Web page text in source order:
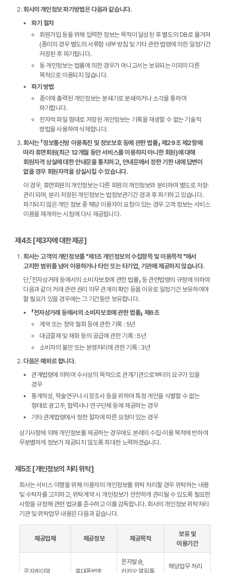
회사의 개인정보 파기방법은 다음과 같습니다.
파기 절차
회원가입 등을 위해 입력한 정보는 목적이 달성된 후 별도의 DB로 옮겨져
(종이의 경우 별도의 서류함 내부 방침 및 기타 관련 법령에 의한 일정기간
저장된 후 파기됩니다.
동 개인정보는 법률에 의한 경우가 아니고서는 보유되는 이외의 다른
목적으로 이용되지 않습니다.
파기 방법
종이에 출력된 개인정보는 분쇄기로 분쇄하거나 소각을 통하여
파기합니다.
전자적 파일 형태로 저장된 개인정보는 기록을 재생할 수 없는 기술적
방법을 사용하여 삭제합니다.
회사는 「정보통신망 이용촉진 및 정보보호 등에 관한 법률」 제29조 제2항에
따라 휴면회원(최근 12개월 동안 서비스를 이용하지 아니한 회원)에 대해
회원자격 상실에 대한 안내문을 통지하고, 안내문에서 정한 기한 내에 답변이
없을 경우 회원자격을 상실시킬 수 있습니다.
이 경우, 휴면회원의 개인정보는 다른 회원의 개인정보와 분리하여 별도로 저장·
관리 되며, 분리 저장된 개인정보는 법정보관기간 경과 후 파기하고 있습니다.
파기되지 않은 개인 정보 중 해당 이용자의 요청이 있는 경우 고객 정보는 서비스
이용을 재개하는 시점에 다시 제공됩니다.
제4조 [제3자에 대한 제공]
회사는 고객의 개인정보를 "제1조 개인정보의 수집항목 및 이용목적 "에서
고지한 범위를 넘어 이용하거나 타인 또는 타기업, 기관에 제공하지 않습니다.
단,「전자상거래 등에서의 소비자보호에 관한 법률」 등 관련법령의 규정에 의하여
다음과 같이 거래 관련 권리 의무 관계의 확인 등을 이유로 일정기간 보유하여야
할 필요가 있을 경우에는 그 기간동안 보유합니다.
「전자상거래 등에서의 소비자보호에 관한 법률」 제6조
계약 또는 청약 철회 등에 관한 기록 : 5년
대금결재 및 재화 등의 공급에 관한 기록 : 5년
소비자의 불만 또는 분쟁처리에 관한 기록 : 3년
다음은 예외로 합니다.
관계법령에 의하여 수사상의 목적으로 관계기관으로부터의 요구가 있을
경우
통계작성, 학술연구나 시장조사 등을 위하여 특정 개인을 식별할 수 없는
형태로 광고주, 협력사나 연구단체 등에 제공하는 경우
기타 관계법령에서 정한 절차에 따른 요청이 있는 경우
상기사항에 의해 개인정보를 제공하는 경우에도 본래의 수집∙이용 목적에 반하여
무분별하게 정보가 제공되지 않도록 최대한 노력하겠습니다.
제5조 [개인정보의 처리 위탁]
회사는 서비스 이행을 위해 이용자의 개인정보를 위탁 처리할 경우 위탁하는 내용
및 수탁자를 고지하고, 위탁계약 시 개인정보가 안전하게 관리될 수 있도록 필요한
사항을 규정해 관련 법규를 준수하고 이를 감독합니다. 회사의 개인정보 위탁처리
기관 및 위탁업무 내용은 다음과 같습니다.
제공업체 제공정보 제공목적
보유 및
이용기간
문자케이알 휴대폰번호
문자발송,
카카오 알림톡
해당업무 처리